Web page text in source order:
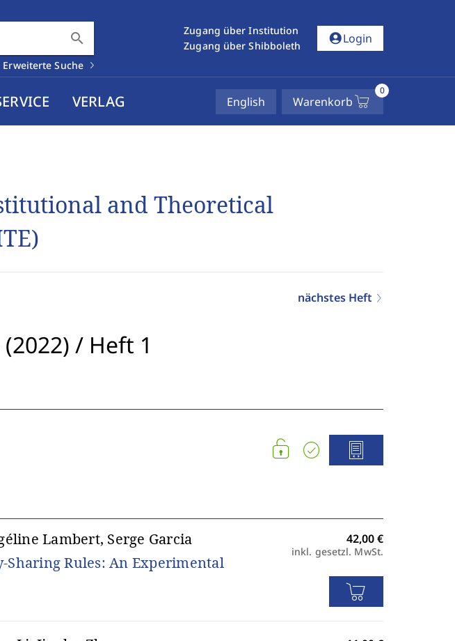
search
Erweiterte Suche
Zugang über Institution
Zugang über Shibboleth
account_circleLogin
VERLAG English Warenkorb
0
and Theoretical
nächstes Heft
/ Heft 1
Lambert, Serge Garcia
Rules: An Experimental
inkl. gesetzl. MwSt.